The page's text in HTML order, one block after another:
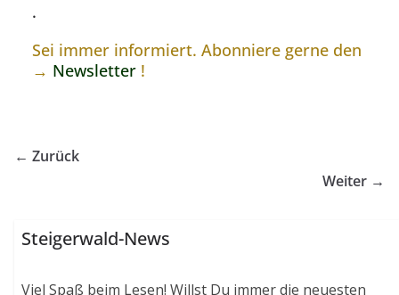
.
Sei immer informiert. Abonniere gerne den
→ Newsletter !
← Zurück
Weiter →
Steigerwald-News
Viel Spaß beim Lesen! Willst Du immer die neuesten